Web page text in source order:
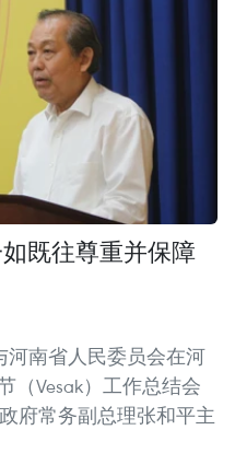
既往尊重并保障
河南省人民委员会在河
（Vesak）工作总结会
府常务副总理张和平主